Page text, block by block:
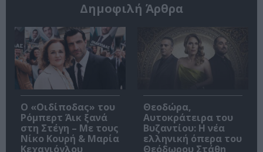
Δημοφιλή Άρθρα
O «Οιδίποδας» του
Ρόμπερτ Άικ ξανά
στη Στέγη – Με τους
Νίκο Κουρή & Μαρία
Κεχαγιόγλου
Θεοδώρα,
Αυτοκράτειρα του
Βυζαντίου: Η νέα
ελληνική όπερα του
Θεόδωρου Στάθη